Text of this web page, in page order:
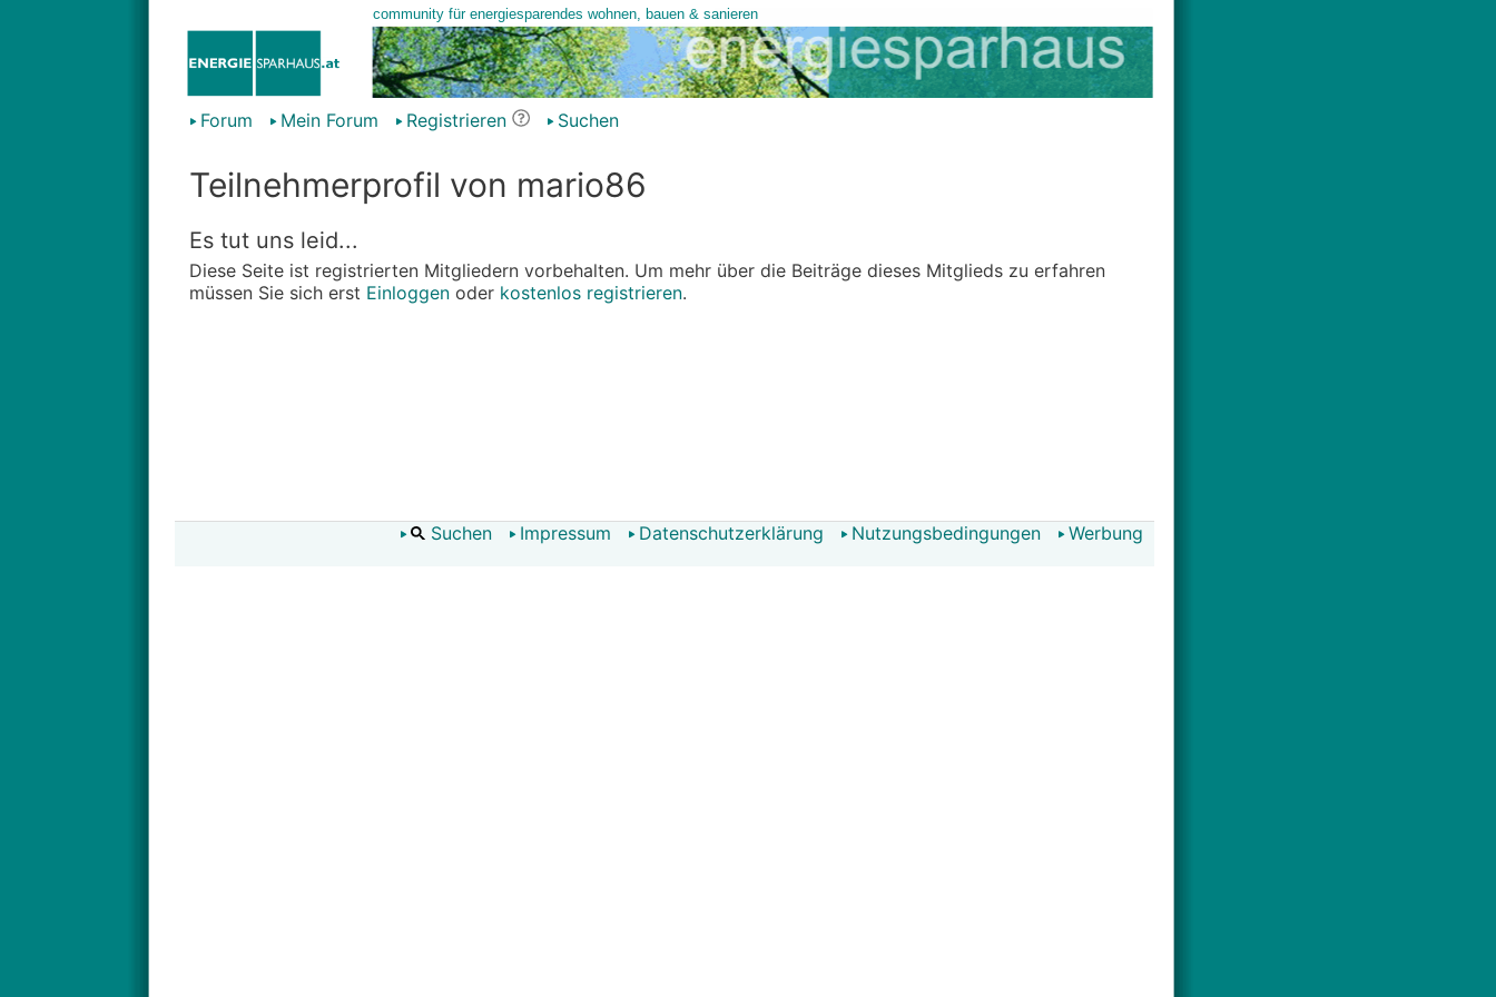
Forum Mein Forum Registrieren Suchen
Teilnehmerprofil von mario86
Es tut uns leid...
Diese Seite ist registrierten Mitgliedern vorbehalten. Um mehr über die Beiträge dieses Mitglieds zu erfahren
müssen Sie sich erst Einloggenoder kostenlos registrieren.
Suchen Impressum Datenschutzerklärung Nutzungsbedingungen Werbung